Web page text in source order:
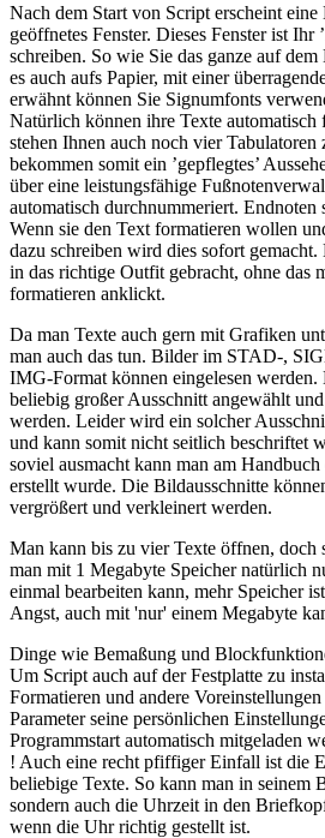
Nach dem Start von Script erscheint eine
geöffnetes Fenster. Dieses Fenster ist Ihr
schreiben. So wie Sie das ganze auf
es auch aufs Papier, mit einer
erwähnt können Sie Signumfonts
Natürlich können ihre Texte automatisch
stehen Ihnen auch noch vier
bekommen somit ein ’gepflegtes’
über eine leistungsfähige
automatisch durchnummeriert.
Wenn sie den Text formatieren wollen
dazu schreiben wird dies sofort
in das richtige Outfit gebracht, ohne das
formatieren anklickt.
Da man Texte auch gern mit Grafiken
man auch das tun. Bilder im STAD-,
IMG-Format können eingelesen
beliebig großer Ausschnitt angewählt
werden. Leider wird ein solcher
und kann somit nicht seitlich beschriftet
soviel ausmacht kann man am
erstellt wurde. Die Bildausschnitte
vergrößert und verkleinert werden.
Man kann bis zu vier Texte öffnen, doch
man mit 1 Megabyte Speicher natürlich
einmal bearbeiten kann, mehr Speicher
Angst, auch mit 'nur' einem Megabyte
Dinge wie Bemaßung und
Um Script auch auf der Festplatte zu
Formatieren und andere
Parameter seine persönlichen
Programmstart automatisch mitgeladen
! Auch eine recht pfiffiger Einfall ist die
beliebige Texte. So kann man in seinem
sondern auch die Uhrzeit in den
wenn die Uhr richtig gestellt ist.